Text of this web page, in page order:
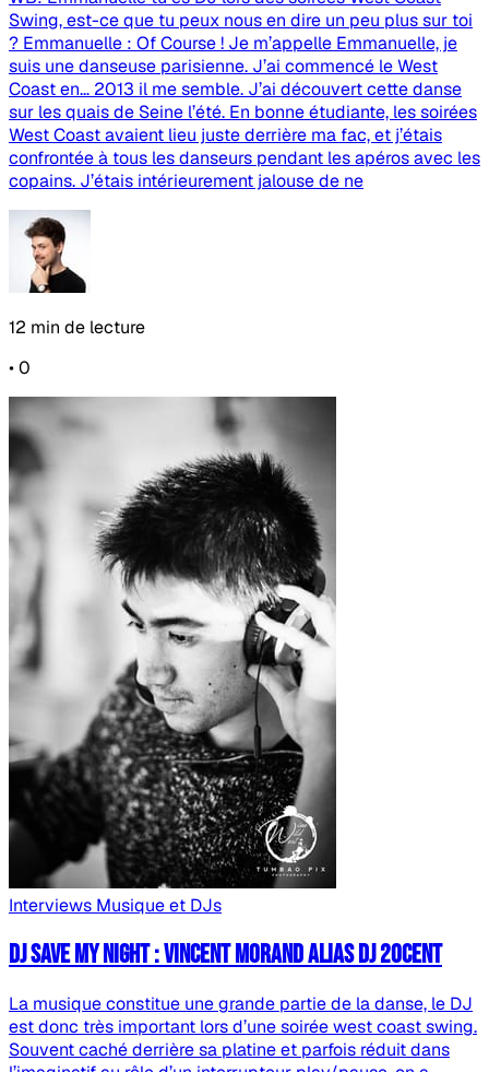
Swing, est-ce que tu peux nous en dire un peu plus sur toi
? Emmanuelle : Of Course ! Je m’appelle Emmanuelle, je
suis une danseuse parisienne. J’ai commencé le West
Coast en… 2013 il me semble. J’ai découvert cette danse
sur les quais de Seine l’été. En bonne étudiante, les soirées
West Coast avaient lieu juste derrière ma fac, et j’étais
confrontée à tous les danseurs pendant les apéros avec les
copains. J’étais intérieurement jalouse de ne
12 min de lecture
•0
Interviews Musique et DJs
DJ save my night : Vincent Morand alias DJ 20cent
La musique constitue une grande partie de la danse, le DJ
est donc très important lors d’une soirée west coast swing.
Souvent caché derrière sa platine et parfois réduit dans